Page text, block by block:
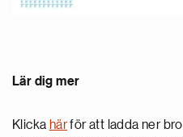
Lär dig mer
Klicka härför att ladda ner